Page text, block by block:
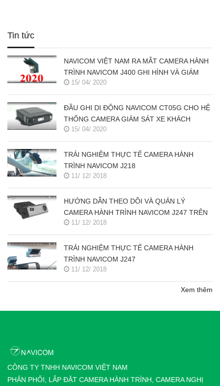
Tin tức
NAVICOM VIỆT NAM RA MẮT CAMERA HÀNH
TRÌNH NAVICOM J400 GHI HÌNH VÀ GIÁM
SÁT TRỰC TUYẾN ĐỒNG THỜI 2 KÊNH
15/ 04/ 2020
ĐẦU GHI DI ĐỘNG NAVICOM CT05G CHO HỆ
THỐNG CAMERA GIÁM SÁT XE KHÁCH
15/ 04/ 2020
TRẢI NGHIỆM THỰC TẾ CAMERA HÀNH
TRÌNH NAVICOM J218
11/ 12/ 2018
HƯỚNG DẪN THEO DÕI VÀ QUẢN LÝ
CAMERA HÀNH TRÌNH NAVICOM J247 TRÊN
SMART PHONE & MÁY TÍNH
11/ 12/ 2018
TRẢI NGHIỆM THỰC TẾ CAMERA HÀNH
TRÌNH NAVICOM J247
11/ 12/ 2018
Xem thêm
CÔNG TY TNHH NAVICOM VIỆT NAM
PHÂN PHỐI, LẮP ĐẶT CAMERA HÀNH TRÌNH, CAMERA NGHỊ